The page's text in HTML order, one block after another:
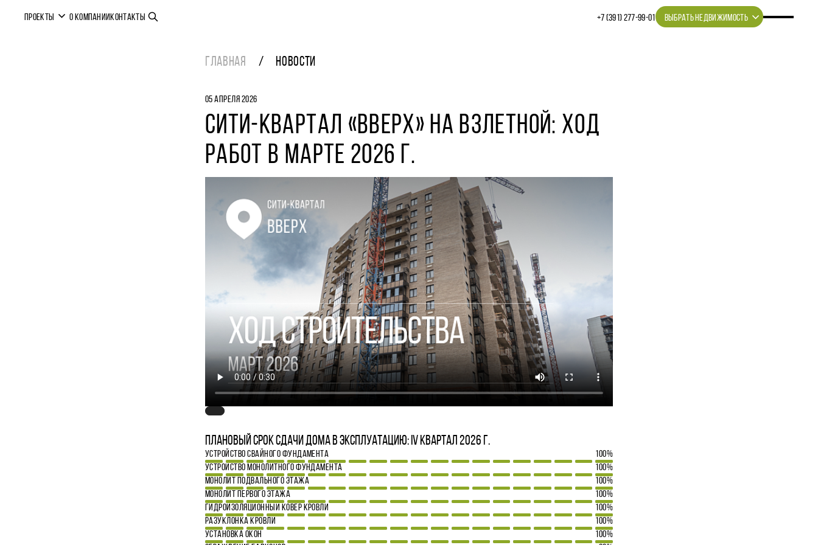
ПРОЕКТЫ О КОМПАНИИКОНТАКТЫ +7 (391) 277‒99‒01 ВЫБРАТЬ НЕДВИЖИМОСТЬ
ГЛАВНАЯ НОВОСТИ
05 АПРЕЛЯ 2026
СИТИ-КВАРТАЛ «ВВЕРХ» НА ВЗЛЕТНОЙ: ХОД
РАБОТ В МАРТЕ 2026 Г.
Плановый срок сдачи дома в эксплуатацию: IV квартал 2026 г.
УСТРОЙСТВО СВАЙНОГО ФУНДАМЕНТА
100%
УСТРОЙСТВО МОНОЛИТНОГО ФУНДАМЕНТА
100%
МОНОЛИТ ПОДВАЛЬНОГО ЭТАЖА
100%
МОНОЛИТ ПЕРВОГО ЭТАЖА
100%
ГИДРОИЗОЛЯЦИОННЫЙ КОВЕР КРОВЛИ
100%
РАЗУКЛОНКА КРОВЛИ
100%
УСТАНОВКА ОКОН
100%